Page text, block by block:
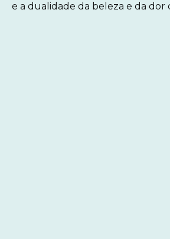
e a dualidade da beleza e da dor